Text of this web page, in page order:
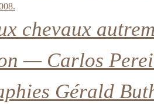
chevaux
— Carlos
Gérald